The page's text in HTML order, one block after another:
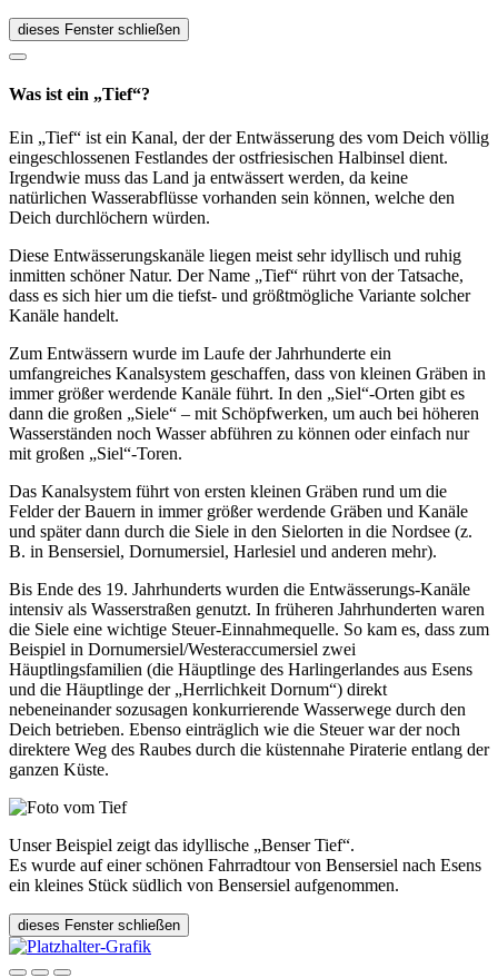
dieses Fenster schließen
Was ist ein „Tief“?
Ein „Tief“ ist ein Kanal, der der Entwässerung des vom Deich völlig
eingeschlossenen Festlandes der ostfriesischen Halbinsel dient.
Irgendwie muss das Land ja entwässert werden, da keine
natürlichen Wasserabflüsse vorhanden sein können, welche den
Deich durchlöchern würden.
Diese Entwässerungskanäle liegen meist sehr idyllisch und ruhig
inmitten schöner Natur. Der Name „Tief“ rührt von der Tatsache,
dass es sich hier um die tiefst- und größtmögliche Variante solcher
Kanäle handelt.
Zum Entwässern wurde im Laufe der Jahrhunderte ein
umfangreiches Kanalsystem geschaffen, dass von kleinen Gräben in
immer größer werdende Kanäle führt. In den „Siel“-Orten gibt es
dann die großen „Siele“ – mit Schöpfwerken, um auch bei höheren
Wasserständen noch Wasser abführen zu können oder einfach nur
mit großen „Siel“-Toren.
Das Kanalsystem führt von ersten kleinen Gräben rund um die
Felder der Bauern in immer größer werdende Gräben und Kanäle
und später dann durch die Siele in den Sielorten in die Nordsee (z.
B. in Bensersiel, Dornumersiel, Harlesiel und anderen mehr).
Bis Ende des 19. Jahrhunderts wurden die Entwässerungs-Kanäle
intensiv als Wasserstraßen genutzt. In früheren Jahrhunderten waren
die Siele eine wichtige Steuer-Einnahmequelle. So kam es, dass zum
Beispiel in Dornumersiel/Westeraccumersiel zwei
Häuptlingsfamilien (die Häuptlinge des Harlingerlandes aus Esens
und die Häuptlinge der „Herrlichkeit Dornum“) direkt
nebeneinander sozusagen konkurrierende Wasserwege durch den
Deich betrieben. Ebenso einträglich wie die Steuer war der noch
direktere Weg des Raubes durch die küstennahe Piraterie entlang der
ganzen Küste.
Unser Beispiel zeigt das idyllische „Benser Tief“.
Es wurde auf einer schönen Fahrradtour von Bensersiel nach Esens
ein kleines Stück südlich von Bensersiel aufgenommen.
dieses Fenster schließen